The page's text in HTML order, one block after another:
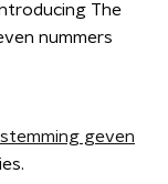
The
nummers
geven